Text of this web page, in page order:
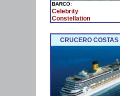
BARCO:
Celebrity
Constellation
CRUCERO